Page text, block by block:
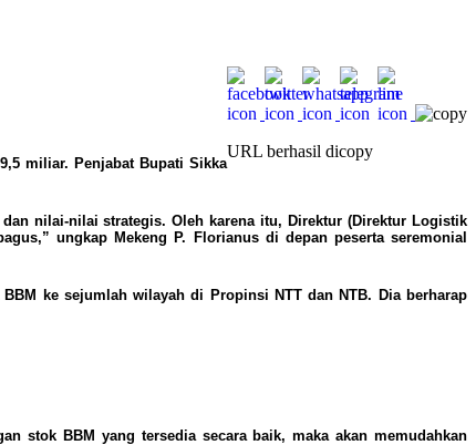
URL berhasil dicopy
miliar. Penjabat Bupati Sikka
nilai-nilai strategis. Oleh karena itu, Direktur (Direktur Logistik
ungkap Mekeng P. Florianus di depan peserta seremonial
ke sejumlah wilayah di Propinsi NTT dan NTB. Dia berharap
stok BBM yang tersedia secara baik, maka akan memudahkan